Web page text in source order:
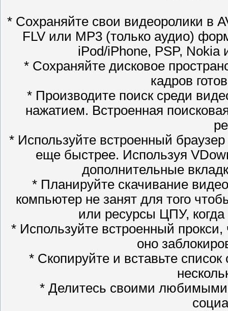
* Сохраняйте свои видеоролики в
FLV или MP3 (только аудио)
iPod/iPhone, PSP, Nokia
* Сохраняйте дисковое
кадров
* Производите поиск среди
нажатием. Встроенная
* Используйте встроенный
еще быстрее. Используя
дополнительные
* Планируйте скачивание
компьютер не занят для того
или ресурсы ЦПУ,
* Используйте встроенный
оно
* Скопируйте и вставьте
* Делитесь своими любимыми